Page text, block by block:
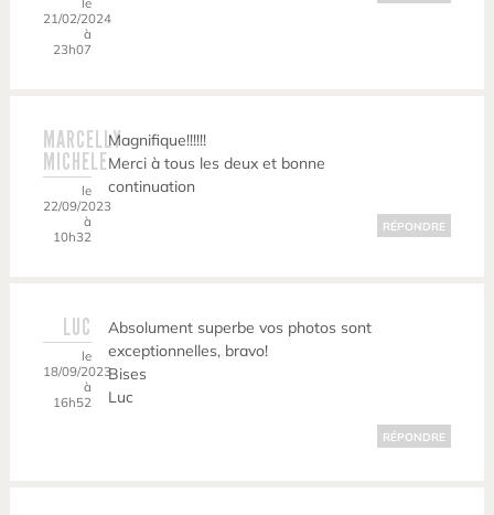
21/02/2024
à
23h07
MARCELLY
MICHELE
le
22/09/2023
à
10h32
Magnifique!!!!!!
Merci à tous les deux et bonne
continuation
RÉPONDRE
LUC
le
18/09/2023
à
16h52
Absolument superbe vos photos sont
exceptionnelles, bravo!
Bises
Luc
RÉPONDRE